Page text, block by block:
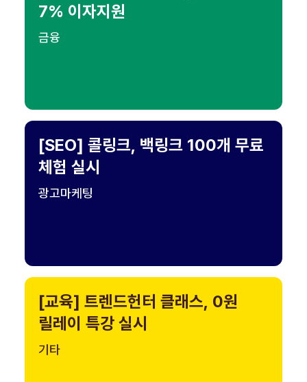
7% 이자지원
금융
[SEO] 콜링크, 백링크 100개 무료
체험 실시
광고마케팅
[교육] 트렌드헌터 클래스, 0원
릴레이 특강 실시
기타